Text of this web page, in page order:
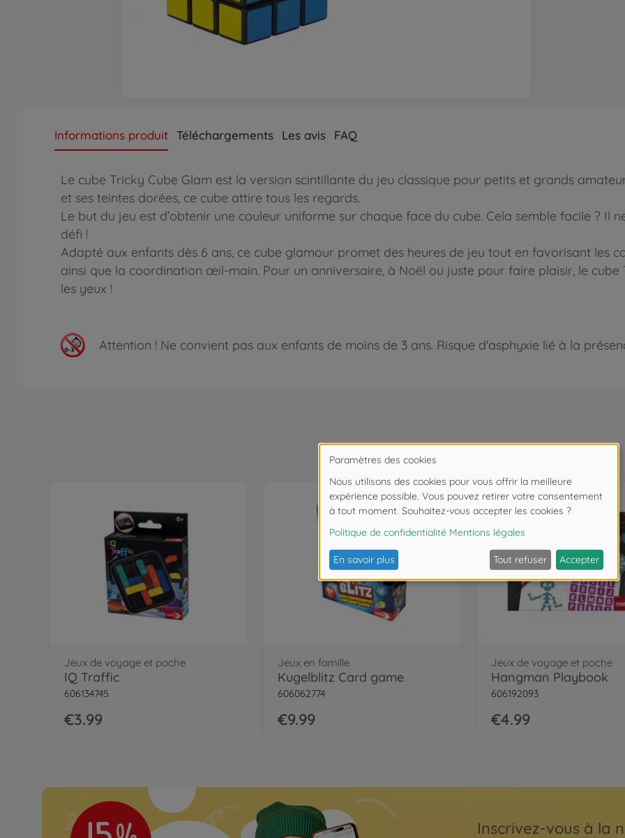
Informations produit Téléchargements Les avis FAQ
Le cube Tricky Cube Glam est la version scintillante du jeu classique pour petits et grands
et ses teintes dorées, ce cube attire tous les regards.
Le but du jeu est d’obtenir une couleur uniforme sur chaque face du cube. Cela semble facile ? Il
défi !
Adapté aux enfants dès 6 ans, ce cube glamour promet des heures de jeu tout en favorisant les
ainsi que la coordination œil-main. Pour un anniversaire, à Noël ou juste pour faire plaisir, le
les yeux !
Attention ! Ne convient pas aux enfants de moins de 3 ans. Risque d'asphyxie lié à la
Souvent achetés ensemble
Jeux de voyage et poche
IQ Traffic
606134745
€3.99
Jeux en famille
Kugelblitz Card game
606062774
€9.99
Jeux de voyage et poche
Hangman Playbook
606192093
€4.99
Inscrivez-vous à la